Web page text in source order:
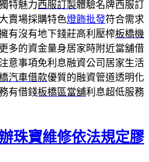
特魅力西服訂製體驗名牌西服訂
賣場採購特色燈飾批發符合需求
有沒有地下錢莊高利壓榨板橋機
多的資金量身居家時附近當舖借
意事項免利息融資公司居家生活
汽車借款優質的融資管道透明化
有借錢板橋區當舖利息超低服務
珠寶維修依法規定膠